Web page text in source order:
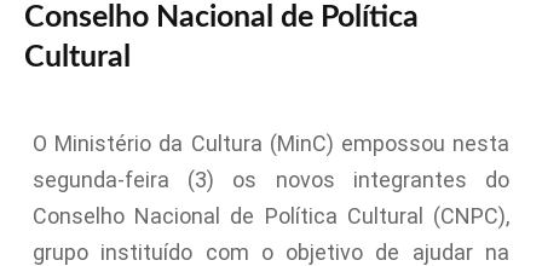
Conselho Nacional de Política
Cultural
O Ministério da Cultura (MinC) empossou nesta
segunda-feira (3) os novos integrantes do
Conselho Nacional de Política Cultural (CNPC),
grupo instituído com o objetivo de ajudar na